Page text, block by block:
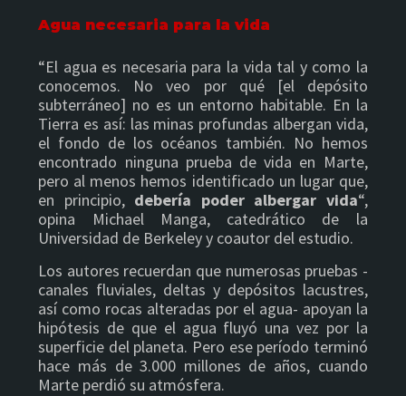
Agua necesaria para la vida
“El agua es necesaria para la vida tal y como la
conocemos. No veo por qué [el depósito
subterráneo] no es un entorno habitable. En la
Tierra es así: las minas profundas albergan vida,
el fondo de los océanos también. No hemos
encontrado ninguna prueba de vida en Marte,
pero al menos hemos identificado un lugar que,
en principio, debería poder albergar vida“,
opina Michael Manga, catedrático de la
Universidad de Berkeley y coautor del estudio.
Los autores recuerdan que numerosas pruebas -
canales fluviales, deltas y depósitos lacustres,
así como rocas alteradas por el agua- apoyan la
hipótesis de que el agua fluyó una vez por la
superficie del planeta. Pero ese período terminó
hace más de 3.000 millones de años, cuando
Marte perdió su atmósfera.